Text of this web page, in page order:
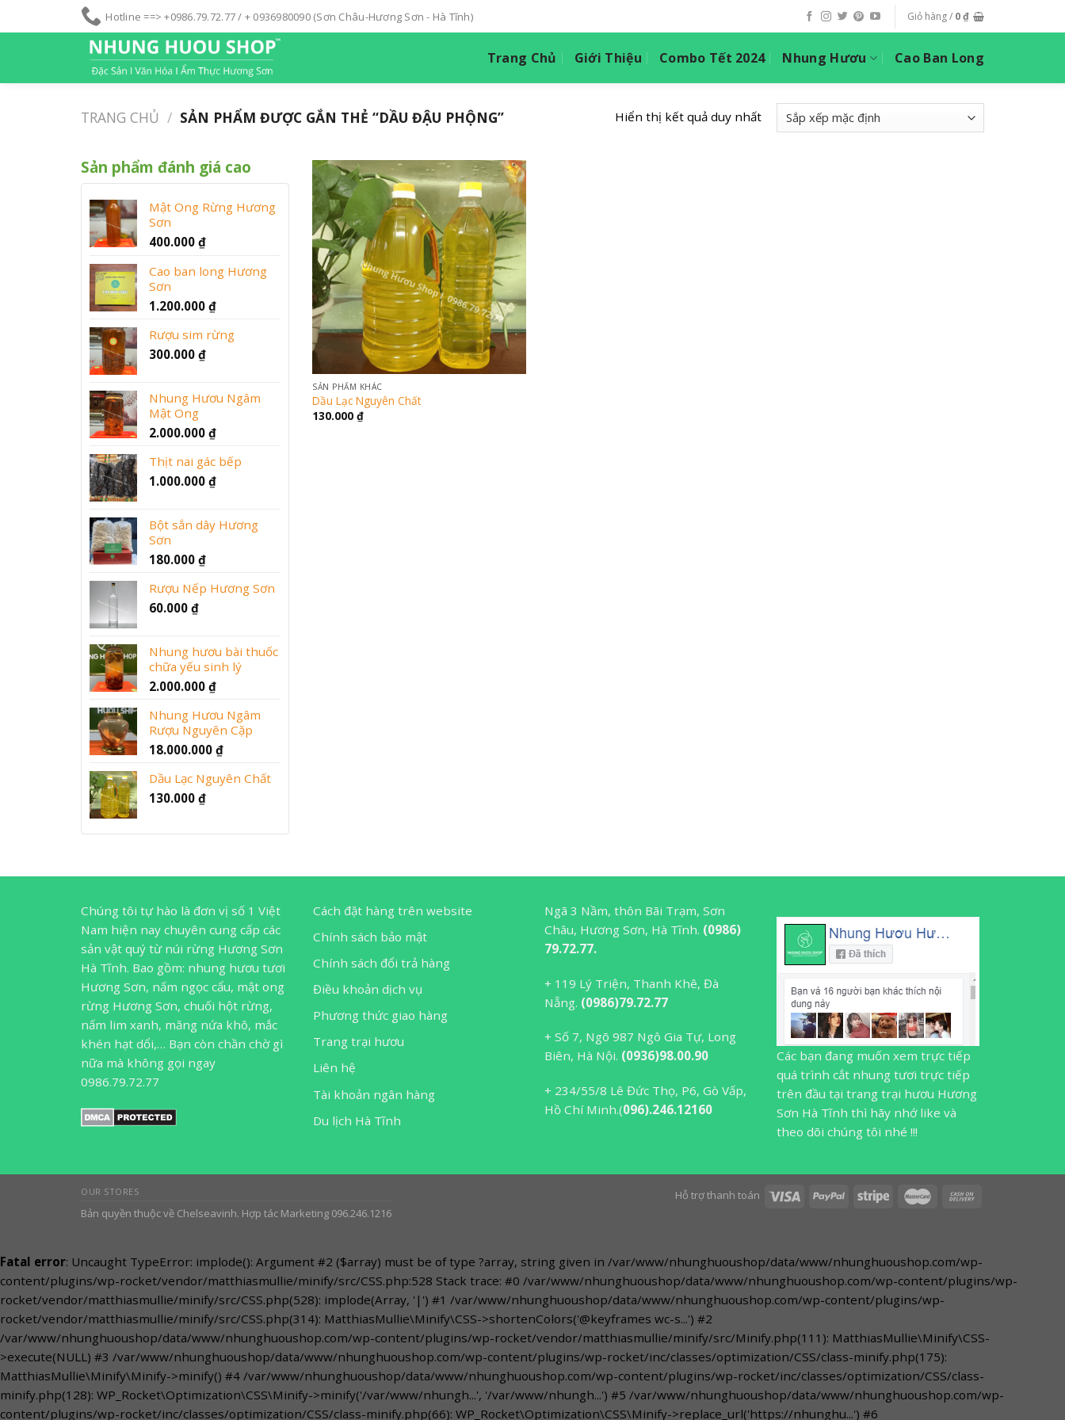
t
Hotline ==> +0986.79.72.77 / + 0936980090 (Sơn Châu-Hương Sơn - Hà Tĩnh) Giỏ hàng / 0₫
Trang Chủ Giới Thiệu Combo Tết 2024 Nhung Hươu Cao Ban Long
TRANG CHỦ / SẢN PHẨM ĐƯỢC GẮN THẺ “DẦU ĐẬU PHỘNG” Hiển thị kết quả duy nhất
Sản phẩm đánh giá cao
Mật Ong Rừng Hương
Sơn
400.000 ₫
Cao ban long Hương
Sơn
1.200.000 ₫
Rượu sim rừng
300.000 ₫
Nhung Hươu Ngâm
Mật Ong
2.000.000 ₫
Thịt nai gác bếp
1.000.000 ₫
Bột sắn dây Hương
Sơn
180.000 ₫
Rượu Nếp Hương Sơn
60.000 ₫
Nhung hươu bài thuốc
chữa yếu sinh lý
2.000.000 ₫
Nhung Hươu Ngâm
Rượu Nguyên Cặp
18.000.000 ₫
Dầu Lạc Nguyên Chất
130.000 ₫
SẢN PHẨM KHÁC
Dầu Lạc Nguyên Chất
130.000₫
Chúng tôi tự hào là đơn vị số 1 Việt
Nam hiện nay chuyên cung cấp các
sản vật quý từ núi rừng Hương Sơn
Hà Tĩnh. Bao gồm: nhung hươu tươi
Hương Sơn, nấm ngọc cẩu, mật ong
rừng Hương Sơn, chuối hột rừng,
nấm lim xanh, măng nứa khô, mắc
khén hạt dổi,… Bạn còn chần chờ gì
nữa mà không gọi ngay
0986.79.72.77
Cách đặt hàng trên website
Chính sách bảo mật
Chính sách đổi trả hàng
Điều khoản dịch vụ
Phương thức giao hàng
Trang trại hươu
Liên hệ
Tài khoản ngân hàng
Du lịch Hà Tĩnh
Ngã 3 Nầm, thôn Bãi Trạm, Sơn
Châu, Hương Sơn, Hà Tĩnh. (0986)
79.72.77.
+ 119 Lý Triện, Thanh Khê, Đà
Nẵng. (0986)79.72.77
+ Số 7, Ngõ 987 Ngô Gia Tự, Long
Biên, Hà Nội. (0936)98.00.90
+ 234/55/8 Lê Đức Thọ, P6, Gò Vấp,
Hồ Chí Minh.(096).246.12160
Các bạn đang muốn xem trực tiếp
quá trình cắt nhung tươi trực tiếp
trên đầu tại trang trại hươu Hương
Sơn Hà Tĩnh thì hãy nhớ like và
theo dõi chúng tôi nhé !!!
Hỗ trợ thanh toán
OUR STORES
Bản quyền thuộc về Chelseavinh. Hợp tác Marketing 096.246.1216
Fatal error: Uncaught TypeError: implode(): Argument #2 ($array) must be of type ?array, string given in /var/www/nhunghuoushop/data/www/nhunghuoushop.com/wp-
content/plugins/wp-rocket/vendor/matthiasmullie/minify/src/CSS.php:528 Stack trace: #0 /var/www/nhunghuoushop/data/www/nhunghuoushop.com/wp-content/plugins/wp-
rocket/vendor/matthiasmullie/minify/src/CSS.php(528): implode(Array, '|') #1 /var/www/nhunghuoushop/data/www/nhunghuoushop.com/wp-content/plugins/wp-
rocket/vendor/matthiasmullie/minify/src/CSS.php(314): MatthiasMullie\Minify\CSS->shortenColors('@keyframes wc-s...') #2
/var/www/nhunghuoushop/data/www/nhunghuoushop.com/wp-content/plugins/wp-rocket/vendor/matthiasmullie/minify/src/Minify.php(111): MatthiasMullie\Minify\CSS-
>execute(NULL) #3 /var/www/nhunghuoushop/data/www/nhunghuoushop.com/wp-content/plugins/wp-rocket/inc/classes/optimization/CSS/class-minify.php(175):
MatthiasMullie\Minify\Minify->minify() #4 /var/www/nhunghuoushop/data/www/nhunghuoushop.com/wp-content/plugins/wp-rocket/inc/classes/optimization/CSS/class-
minify.php(128): WP_Rocket\Optimization\CSS\Minify->minify('/var/www/nhungh...', '/var/www/nhungh...') #5 /var/www/nhunghuoushop/data/www/nhunghuoushop.com/wp-
content/plugins/wp-rocket/inc/classes/optimization/CSS/class-minify.php(66): WP_Rocket\Optimization\CSS\Minify->replace_url('https://nhunghu...') #6